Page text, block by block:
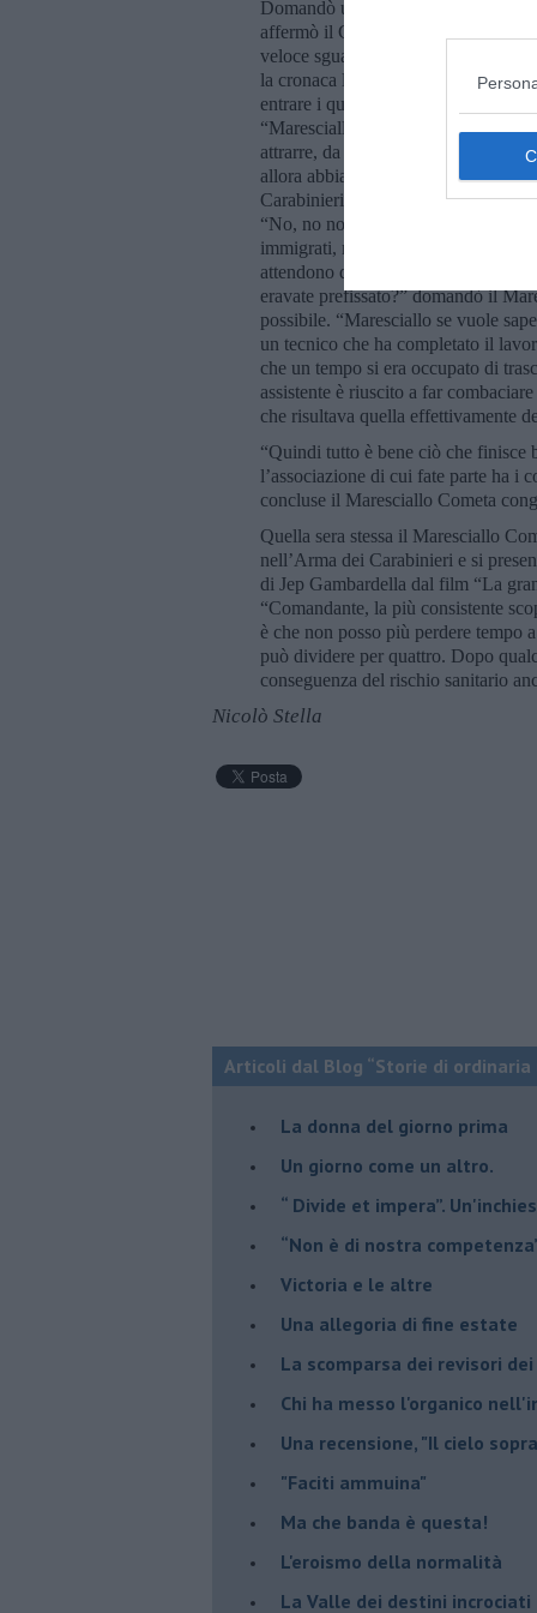
Domandò una delle due donne.
affermò il Carabiniere. Fra le
veloce sguardo al giornale.
la cronaca locale, seguiva poi
entrare i quattro nel suo ufficio e
“Maresciallo e chi l’ha vista
attrarre, da una località chiamata
allora abbiamo trovato un hotel
Carabinieri.” continuò il Nelli.
“No, no non stiamo dicendo
immigrati, nel mezzo i
attendono di rientrare sulla terra
eravate prefissato?” domandò il
possibile. “Maresciallo se vuole
un tecnico che ha completato il
che un tempo si era occupato di
assistente è riuscito a far
che risultava quella effettivamente
“Quindi tutto è bene ciò che finisce
l’associazione di cui fate parte ha i
concluse il Maresciallo Cometa
Quella sera stessa il Maresciallo
nell’Arma dei Carabinieri e si
di Jep Gambardella dal film “La
“Comandante, la più consistente
è che non posso più perdere tempo
può dividere per quattro. Dopo
conseguenza del rischio sanitario
Nicolò Stella
Articoli dal Blog “Storie di
​La donna del giorno prima
​Un giorno come un altro.
​“ Divide et impera”.
“Non è di nostra
​Victoria e le altre
Una allegoria di fine estate
La scomparsa dei revisori
Chi ha messo l'organico
Una recensione, "Il cielo
​"Faciti ammuina"
Ma che banda è questa!
L'eroismo della normalità
​La Valle dei destini incrociati